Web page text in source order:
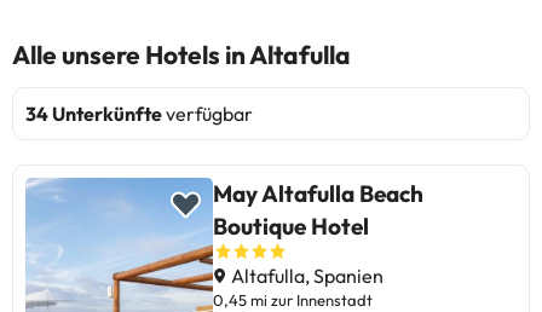
Alle unsere Hotels in Altafulla
34 Unterkünfteverfügbar
May Altafulla Beach
Boutique Hotel
Altafulla, Spanien
0,45 mi zur Innenstadt